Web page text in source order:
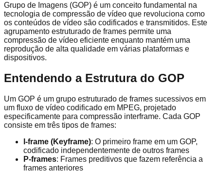
Grupo de Imagens (GOP) é um conceito fundamental na
tecnologia de compressão de vídeo que revoluciona como
os conteúdos de vídeo são codificados e transmitidos. Este
agrupamento estruturado de frames permite uma
compressão de vídeo eficiente enquanto mantém uma
reprodução de alta qualidade em várias plataformas e
dispositivos.
Entendendo a Estrutura do GOP
Um GOP é um grupo estruturado de frames sucessivos em
um fluxo de vídeo codificado em MPEG, projetado
especificamente para compressão interframe. Cada GOP
consiste em três tipos de frames:
I-frame (Keyframe): O primeiro frame em um GOP,
codificado independentemente de outros frames
P-frames: Frames preditivos que fazem referência a
frames anteriores